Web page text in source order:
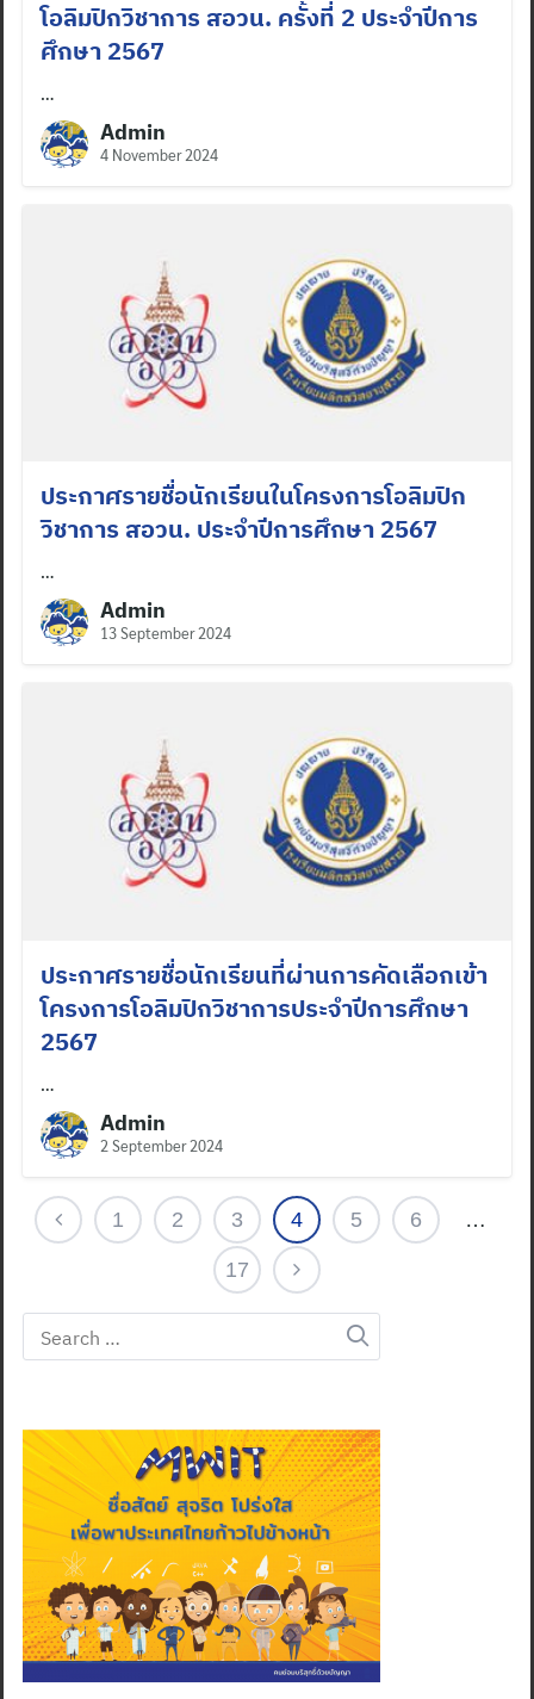
โอลิมปิกวิชาการ สอวน. ครั้งที่ 2 ประจำปีการ
ศึกษา 2567
…
Admin
4 November 2024
ประกาศรายชื่อนักเรียนในโครงการโอลิมปิก
วิชาการ สอวน. ประจำปีการศึกษา 2567
…
Admin
13 September 2024
ประกาศรายชื่อนักเรียนที่ผ่านการคัดเลือกเข้า
โครงการโอลิมปิกวิชาการประจำปีการศึกษา
2567
…
Admin
2 September 2024
1 2 3 4 5 6 …
17
Search
for: